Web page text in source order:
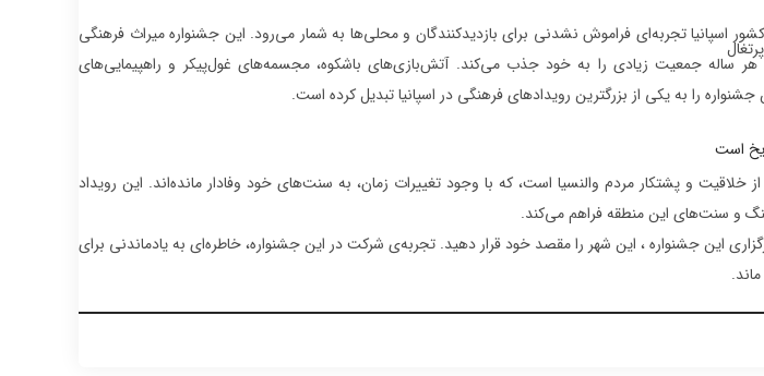
اسپانیا تجربه‌ای فراموش نشدنی برای بازدیدکنندگان و محلی‌ها به شمار می‌رود. این جشنواره میراث فرهنگی
ساله جمعیت زیادی را به خود جذب می‌کند. آتش‌بازی‌های باشکوه، مجسمه‌های غول‌پیکر و راهپیمایی‌های
را به یکی از بزرگترین رویدادهای فرهنگی در اسپانیا تبدیل کرده است.
خلاقیت و پشتکار مردم والنسیا است، که با وجود تغییرات زمان، به سنت‌های خود وفادار مانده‌اند. این رویداد
و سنت‌های این منطقه فراهم می‌کند.
این جشنواره ، این شهر را مقصد خود قرار دهید. تجربه‌ی شرکت در این جشنواره، خاطره‌ای به یادماندنی برای